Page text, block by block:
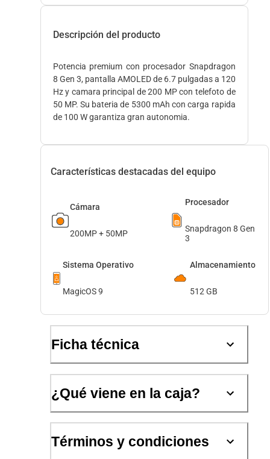
Descripción del producto
Potencia premium con procesador Snapdragon
8 Gen 3, pantalla AMOLED de 6.7 pulgadas a 120
Hz y camara principal de 200 MP con telefoto de
50 MP. Su bateria de 5300 mAh con carga rapida
de 100 W garantiza gran autonomia.
Características destacadas del equipo
Cámara
200MP + 50MP
Procesador
Snapdragon 8 Gen
3
Sistema Operativo
MagicOS 9
Almacenamiento
512 GB
Ficha técnica
¿Qué viene en la caja?
Términos y condiciones